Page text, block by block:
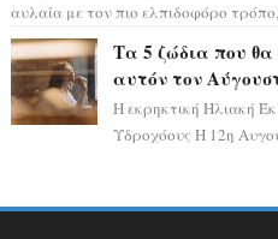
αυλαία με τον πιο ελπιδοφόρο
τω...
Τα 5 ζώδια που θα
αυτόν τον
Η εκρηκτική Ηλιακή
Υδροχόους Η 12η